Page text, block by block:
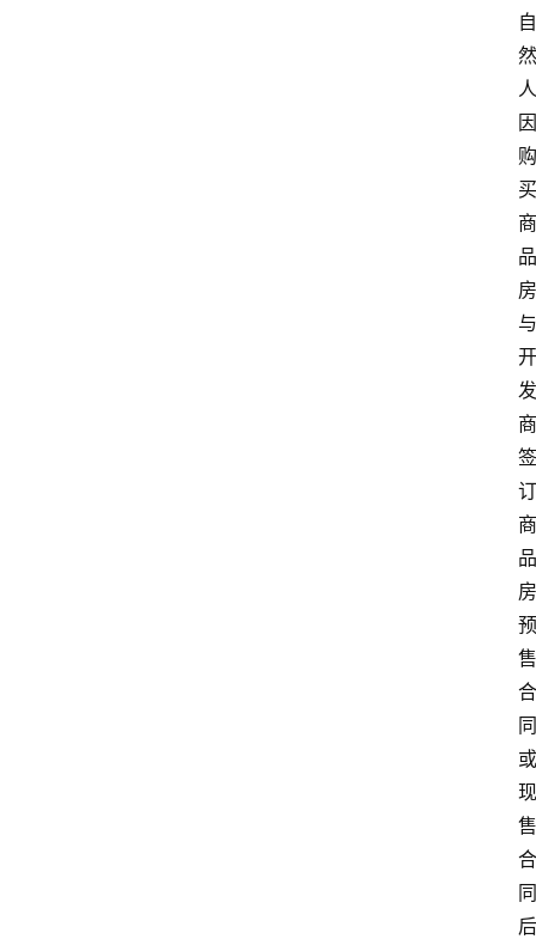
自
然
人
因
购
买
商
品
房
与
开
发
商
签
订
商
品
房
预
售
合
同
或
现
售
合
同
后